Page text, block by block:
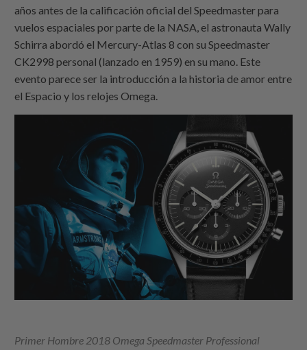
años antes de la calificación oficial del Speedmaster para
vuelos espaciales por parte de la NASA, el astronauta Wally
Schirra abordó el Mercury-Atlas 8 con su Speedmaster
CK2998 personal (lanzado en 1959) en su mano. Este
evento parece ser la introducción a la historia de amor entre
el Espacio y los relojes Omega.
Primer Hombre 2018 Omega Speedmaster Professional